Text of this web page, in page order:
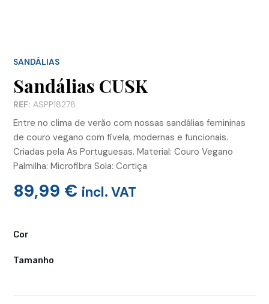
SANDÁLIAS
Sandálias CUSK
REF: ASPP18278
Entre no clima de verão com nossas sandálias femininas
de couro vegano com fivela, modernas e funcionais.
Criadas pela As Portuguesas. Material: Couro Vegano
Palmilha: Microfibra Sola: Cortiça
89,99 € incl. VAT
Cor
Tamanho
CUSK